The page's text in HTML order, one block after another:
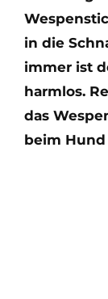
in die
immer ist
harmlos.
das
beim